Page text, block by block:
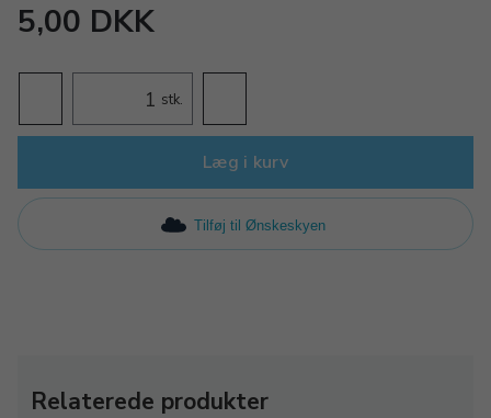
5,00 DKK
stk.
Læg i kurv
Tilføj til Ønskeskyen
Relaterede produkter